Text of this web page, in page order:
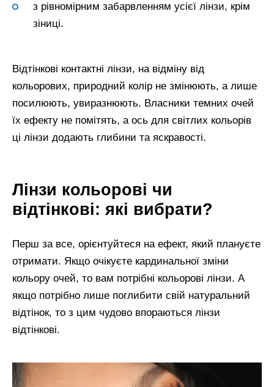
з рівномірним забарвленням усієї лінзи, крім
зіниці.
Відтінкові контактні лінзи, на відміну від
кольорових, природний колір не змінюють, а лише
посилюють, увиразнюють. Власники темних очей
їх ефекту не помітять, а ось для світлих кольорів
ці лінзи додають глибини та яскравості.
Лінзи кольорові чи
відтінкові: які вибрати?
Перш за все, орієнтуйтеся на ефект, який плануєте
отримати. Якщо очікуєте кардинальної зміни
кольору очей, то вам потрібні кольорові лінзи. А
якщо потрібно лише поглибити свій натуральний
відтінок, то з цим чудово впораються лінзи
відтінкові.